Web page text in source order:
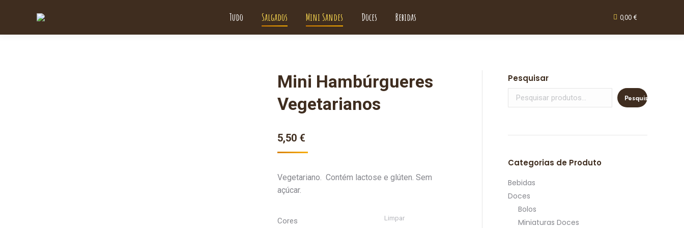
Tudo Salgados Mini Sandes Doces Bebidas 0,00 €
Mini Hambúrgueres
Vegetarianos
5,50 €
Vegetariano. Contém lactose e glúten. Sem
açúcar.
Cores Limpar
Pesquisar
Pesquisar
Categorias de Produto
Bebidas
Doces
Bolos
Miniaturas Doces